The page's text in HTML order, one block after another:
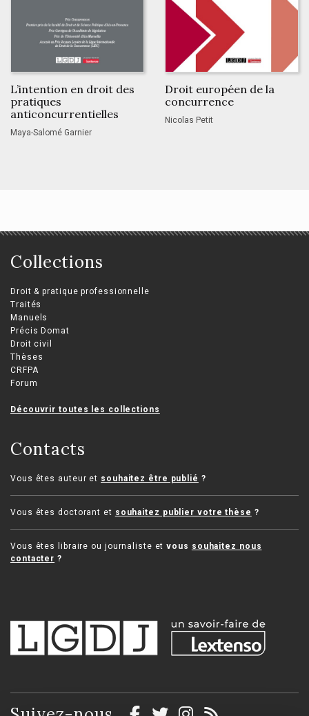
L’intention en droit des
pratiques
anticoncurrentielles
Maya-Salomé Garnier
Droit européen de la
concurrence
Nicolas Petit
Collections
Droit & pratique professionnelle
Traités
Manuels
Précis Domat
Droit civil
Thèses
CRFPA
Forum
Découvrir toutes les collections
Contacts
Vous êtes auteur et souhaitez être publié ?
Vous êtes doctorant et souhaitez publier votre thèse ?
Vous êtes libraire ou journaliste etvous souhaitez nous
contacter ?